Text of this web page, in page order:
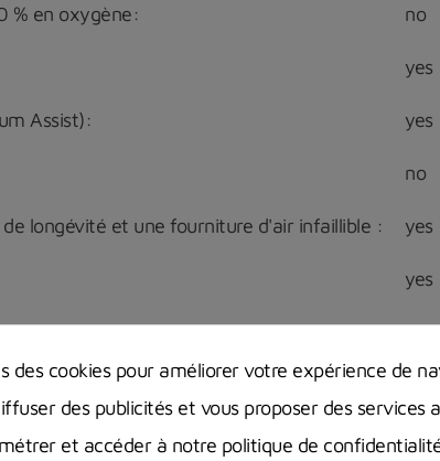
% en oxygène: no
yes
Assist): yes
no
longévité et une fourniture d'air infaillible : yes
yes
yes
no
: no
des cookies pour améliorer votre expérience de
des publicités et vous proposer des services
et accéder à notre politique de